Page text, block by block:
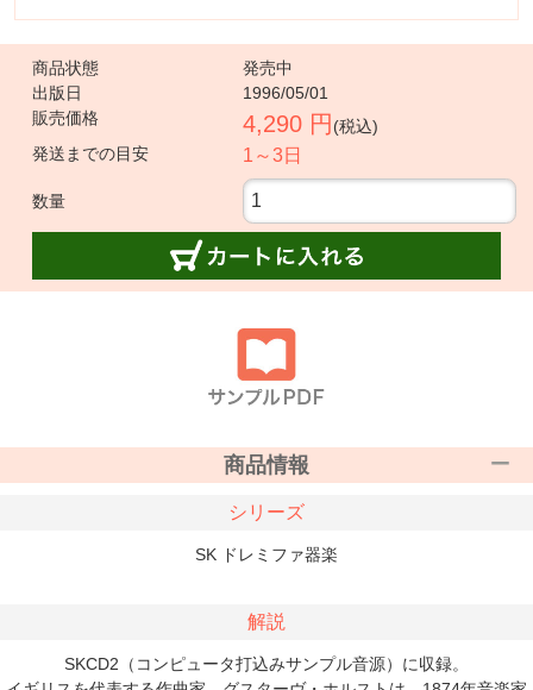
商品状態
発売中
出版日
1996/05/01
販売価格
4,290 円 (税込)
発送までの目安
1～3日
数量
商品情報
シリーズ
SK ドレミファ器楽
解説
SKCD2（コンピュータ打込みサンプル音源）に収録。